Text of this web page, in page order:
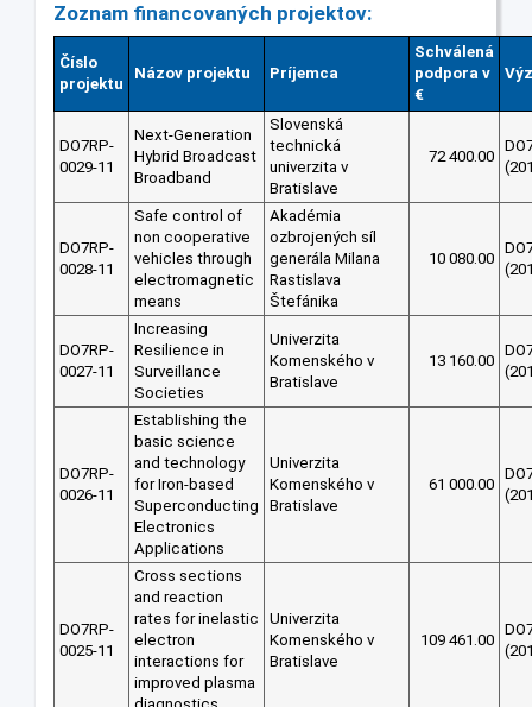
Zoznam financovaných projektov:
Číslo
projektu
Názov projektu Príjemca
Schválená
podpora v
€
DO7RP-
0029-11
Next-Generation
Hybrid Broadcast
Broadband
Slovenská
technická
univerzita v
Bratislave
72 400.00
DO7RP-
0028-11
Safe control of
non cooperative
vehicles through
electromagnetic
means
Akadémia
ozbrojených síl
generála Milana
Rastislava
Štefánika
10 080.00
DO7RP-
0027-11
Increasing
Resilience in
Surveillance
Societies
Univerzita
Komenského v
Bratislave
13 160.00
DO7RP-
0026-11
Establishing the
basic science
and technology
for Iron-based
Superconducting
Electronics
Applications
Univerzita
Komenského v
Bratislave
61 000.00
DO7RP-
0025-11
Cross sections
and reaction
rates for inelastic
electron
interactions for
improved plasma
Univerzita
Komenského v
Bratislave
109 461.00